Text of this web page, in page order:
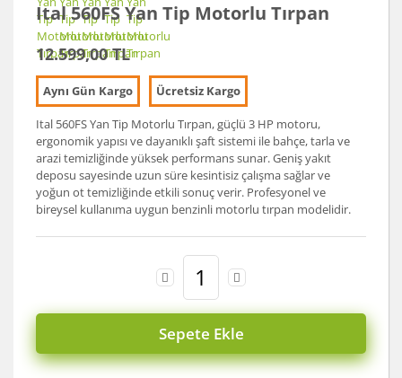
Ital 560FS Yan Tip Motorlu Tırpan
12.599,00 TL
Aynı Gün Kargo Ücretsiz Kargo
Ital 560FS Yan Tip Motorlu Tırpan, güçlü 3 HP motoru,
ergonomik yapısı ve dayanıklı şaft sistemi ile bahçe, tarla ve
arazi temizliğinde yüksek performans sunar. Geniş yakıt
deposu sayesinde uzun süre kesintisiz çalışma sağlar ve
yoğun ot temizliğinde etkili sonuç verir. Profesyonel ve
bireysel kullanıma uygun benzinli motorlu tırpan modelidir.
Sepete Ekle